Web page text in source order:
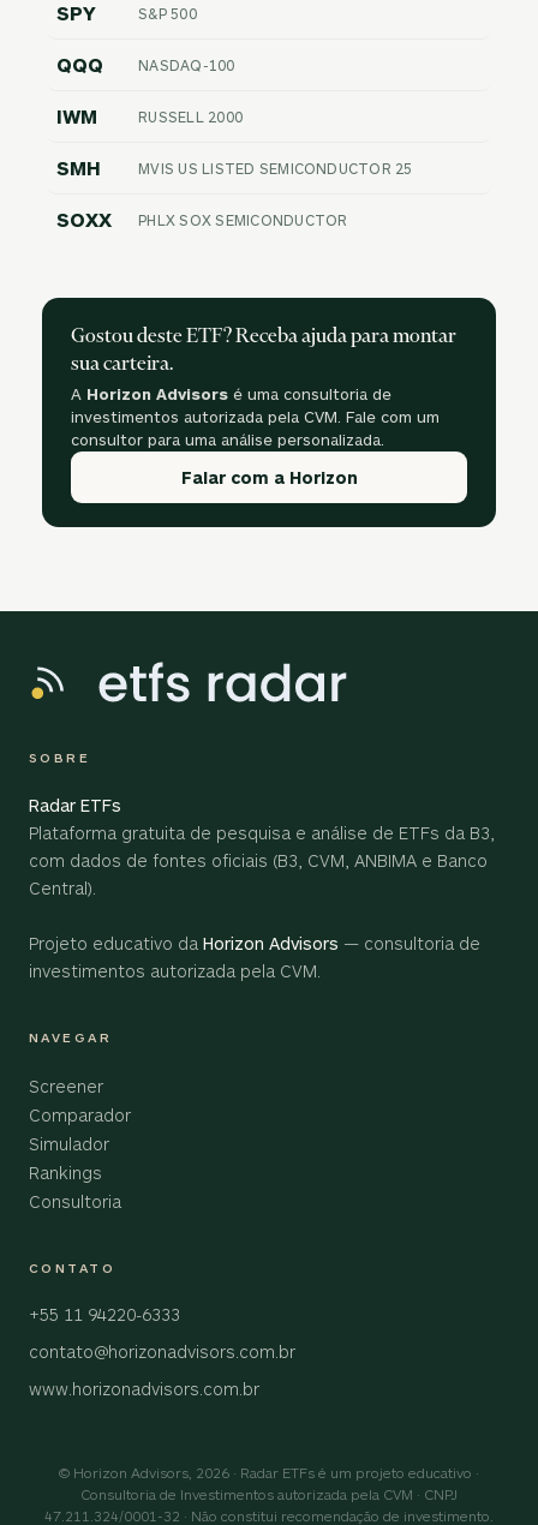
SPY S&P 500
QQQ NASDAQ-100
IWM RUSSELL 2000
SMH MVIS US LISTED SEMICONDUCTOR 25
SOXX PHLX SOX SEMICONDUCTOR
Gostou deste ETF? Receba ajuda para montar
sua carteira.
A Horizon Advisors é uma consultoria de
investimentos autorizada pela CVM. Fale com um
consultor para uma análise personalizada.
Falar com a Horizon
SOBRE
Radar ETFs
Plataforma gratuita de pesquisa e análise de ETFs da B3,
com dados de fontes oficiais (B3, CVM, ANBIMA e Banco
Central).
Projeto educativo da Horizon Advisors — consultoria de
investimentos autorizada pela CVM.
NAVEGAR
Screener
Comparador
Simulador
Rankings
Consultoria
CONTATO
+55 11 94220-6333
contato@horizonadvisors.com.br
www.horizonadvisors.com.br
© Horizon Advisors, 2026 · Radar ETFs é um projeto educativo ·
Consultoria de Investimentos autorizada pela CVM · CNPJ
47.211.324/0001-32 · Não constitui recomendação de investimento.